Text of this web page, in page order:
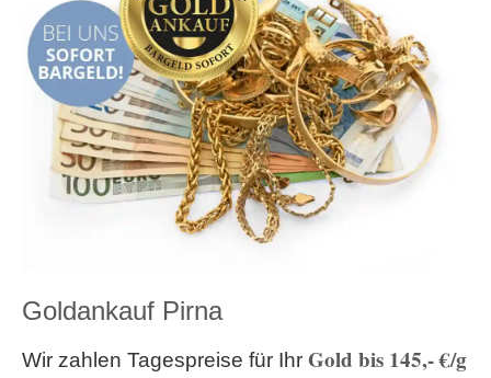
Goldankauf Pirna
Wir zahlen Tagespreise für Ihr Gold bis 145,- €/g